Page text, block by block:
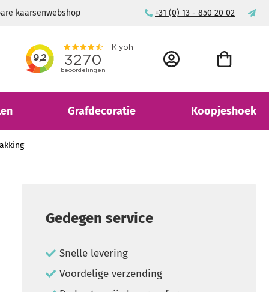
kaarsenwebshop +31 (0) 13 - 850 20 02
ACCOUNT
Grafdecoratie Koopjeshoek
Gedegen service
Snelle levering
Voordelige verzending